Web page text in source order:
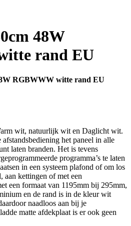
48W
rand EU
RGBWWW witte rand EU
wit, natuurlijk wit en Daglicht wit.
het paneel in alle
laten branden. Het is tevens
programma’s te laten
in een systeem plafond of om los
aan kettingen of met een
een formaat van 1195mm bij 295mm,
en de rand is in de kleur wit
naadloos aan bij je
matte afdekplaat is er ook geen